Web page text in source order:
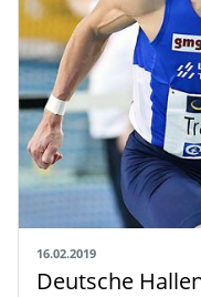
16.02.2019